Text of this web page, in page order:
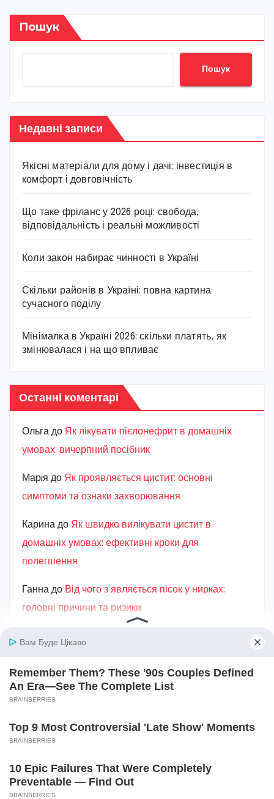
Пошук
Пошук
Недавні записи
Якісні матеріали для дому і дачі: інвестиція в
комфорт і довговічність
Що таке фріланс у 2026 році: свобода,
відповідальність і реальні можливості
Коли закон набирає чинності в Україні
Скільки районів в Україні: повна картина
сучасного поділу
Мінімалка в Україні 2026: скільки платять, як
змінювалася і на що впливає
Останні коментарі
Ольга до Як лікувати пієлонефрит в домашніх
умовах: вичерпний посібник
Марiя до Як проявляється цистит: основні
симптоми та ознаки захворювання
Карина до Як швидко вилікувати цистит в
домашніх умовах: ефективні кроки для
полегшення
Ганна до Від чого з’являється пісок у нирках:
головні причини та ризики
Алкоголь
Без категорії